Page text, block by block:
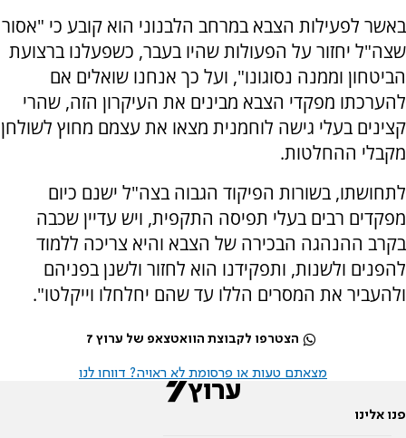
באשר לפעילות הצבא במרחב הלבנוני הוא קובע כי "אסור
שצה"ל יחזור על הפעולות שהיו בעבר, כשפעלנו ברצועת
הביטחון וממנה נסוגונו", ועל כך אנחנו שואלים אם
להערכתו מפקדי הצבא מבינים את העיקרון הזה, שהרי
קצינים בעלי גישה לוחמנית מצאו את עצמם מחוץ לשולחן
מקבלי ההחלטות.
לתחושתו, בשורות הפיקוד הגבוה בצה"ל ישנם כיום
מפקדים רבים בעלי תפיסה התקפית, ויש עדיין שכבה
בקרב ההנהגה הבכירה של הצבא והיא צריכה ללמוד
להפנים ולשנות, ותפקידנו הוא לחזור ולשנן בפניהם
ולהעביר את המסרים הללו עד שהם יחלחלו וייקלטו".
הצטרפו לקבוצת הוואטצאפ של ערוץ 7
מצאתם טעות או פרסומת לא ראויה? דווחו לנו
פנו אלינו